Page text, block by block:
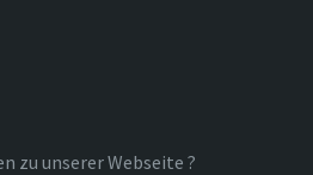
zu unserer Webseite ?